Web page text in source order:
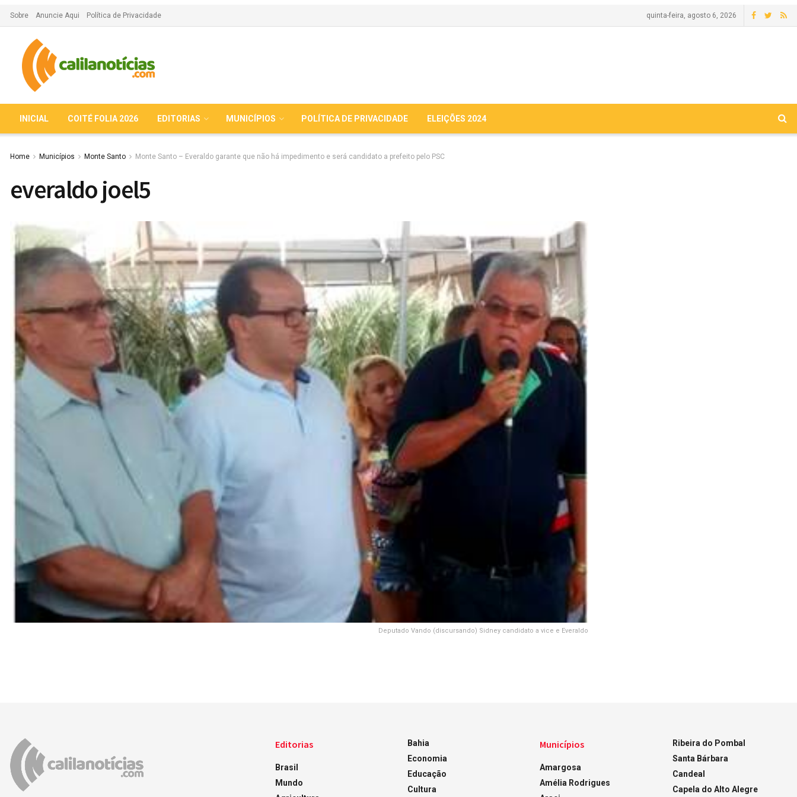
Sobre Anuncie Aqui Política de Privacidade quinta-feira, agosto 6, 2026
INICIAL COITÉ FOLIA 2026 EDITORIAS MUNICÍPIOS POLÍTICA DE PRIVACIDADE ELEIÇÕES 2024
Home Municípios Monte Santo Monte Santo – Everaldo garante que não há impedimento e será candidato a prefeito pelo PSC
everaldo joel5
Deputado Vando (discursando) Sidney candidato a vice e Everaldo
Editorias
Brasil
Mundo
Bahia
Economia
Educação
Cultura
Municípios
Amargosa
Amélia Rodrigues
Ribeira do Pombal
Santa Bárbara
Candeal
Capela do Alto Alegre